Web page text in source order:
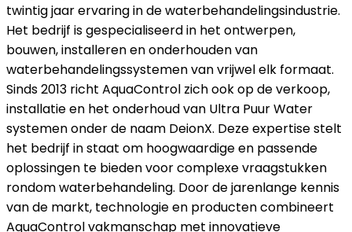
twintig jaar ervaring in de waterbehandelingsindustrie.
Het bedrijf is gespecialiseerd in het ontwerpen,
bouwen, installeren en onderhouden van
waterbehandelingssystemen van vrijwel elk formaat.
Sinds 2013 richt AquaControl zich ook op de verkoop,
installatie en het onderhoud van Ultra Puur Water
systemen onder de naam DeionX. Deze expertise stelt
het bedrijf in staat om hoogwaardige en passende
oplossingen te bieden voor complexe vraagstukken
rondom waterbehandeling. Door de jarenlange kennis
van de markt, technologie en producten combineert
AquaControl vakmanschap met innovatieve